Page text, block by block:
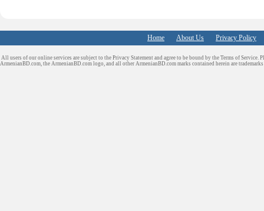
Home About Us Privacy Policy
All users of our online services are subject to the Privacy Statement and agree to be bound by the Terms of Service.
ArmenianBD.com, the ArmenianBD.com logo, and all other ArmenianBD.com marks contained herein are